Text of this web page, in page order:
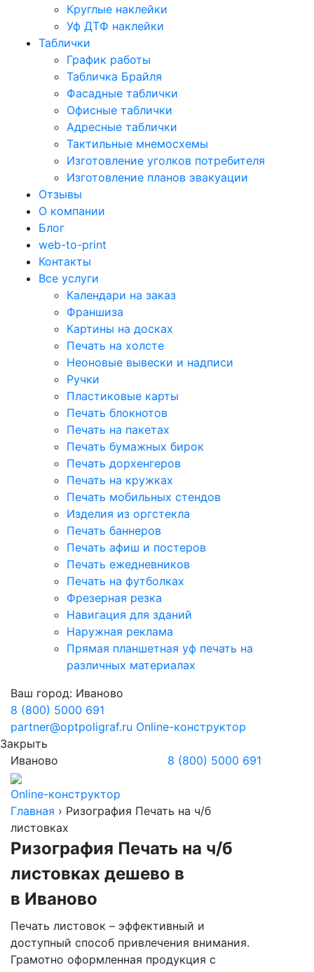
Круглые наклейки
Уф ДТФ наклейки
Таблички
График работы
Табличка Брайля
Фасадные таблички
Офисные таблички
Адресные таблички
Тактильные мнемосхемы
Изготовление уголков потребителя
Изготовление планов эвакуации
Отзывы
О компании
Блог
web-to-print
Контакты
Все услуги
Календари на заказ
Франшиза
Картины на досках
Печать на холсте
Неоновые вывески и надписи
Ручки
Пластиковые карты
Печать блокнотов
Печать на пакетах
Печать бумажных бирок
Печать дорхенгеров
Печать на кружках
Печать мобильных стендов
Изделия из оргстекла
Печать баннеров
Печать афиш и постеров
Печать ежедневников
Печать на футболках
Фрезерная резка
Навигация для зданий
Наружная реклама
Прямая планшетная уф печать на
различных материалах
Ваш город: Иваново
8 (800) 5000 691
partner@optpoligraf.ru Online-конструктор
Закрыть
Иваново
8 (800) 5000 691
Online-конструктор
Главная › Ризография Печать на ч/б
листовках
Ризография Печать на ч/б
листовках дешево в
в Иваново
Печать листовок – эффективный и
доступный способ привлечения внимания.
Грамотно оформленная продукция с